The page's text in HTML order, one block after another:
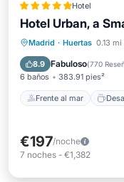
Hotel
Hotel Urban, a
Madrid · Huertas 0.13
8.9 Fabuloso(770
6 baños 383.91 pies²
Frente al mar
Frente al
Estación de
Aparcamiento
€197/noche
7 noches - €1,382